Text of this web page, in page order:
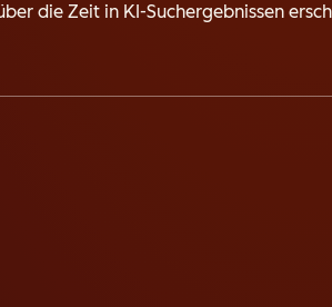
die Zeit in KI-Suchergebnissen